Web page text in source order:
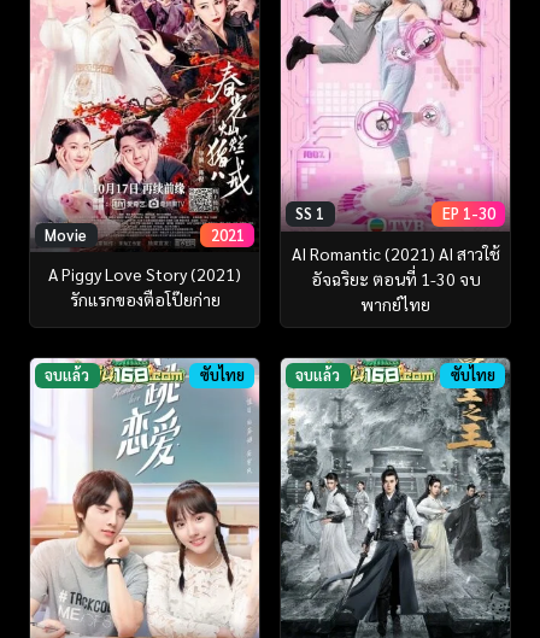
Movie 2021
A Piggy Love Story (2021)
รักแรกของตือโป๊ยก่าย
SS 1 EP 1-30
AI Romantic (2021) AI สาวใช้
อัจฉริยะ ตอนที่ 1-30 จบ
พากย์ไทย
จบแล้ว ซับไทย จบแล้ว ซับไทย